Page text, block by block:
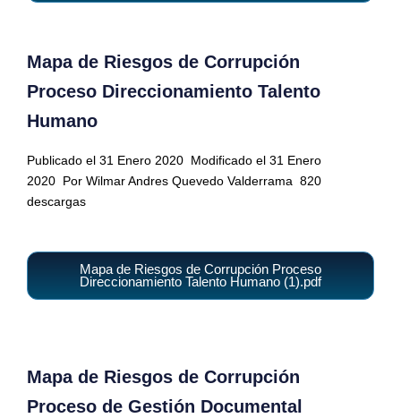
Mapa de Riesgos de Corrupción
Proceso Direccionamiento Talento
Humano
Publicado el 31 Enero 2020 Modificado el 31 Enero
2020 Por Wilmar Andres Quevedo Valderrama 820
descargas
Mapa de Riesgos de Corrupción Proceso
Direccionamiento Talento Humano (1).pdf
Mapa de Riesgos de Corrupción
Proceso de Gestión Documental